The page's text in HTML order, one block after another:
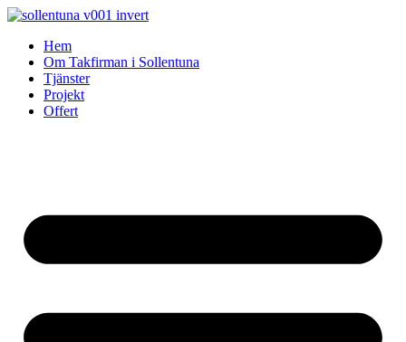
Skip
contentHem
Om Takfirman i Sollentuna
Tjänster
Projekt
Offert